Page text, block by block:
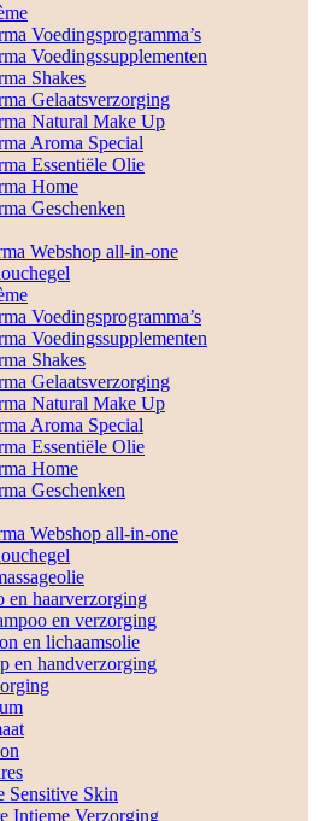
Voedingsprogramma’s
Voedingssupplementen
Shakes
Gelaatsverzorging
Natural Make Up
Aroma Special
Essentiële Olie
Home
Geschenken
Webshop all-in-one
Voedingsprogramma’s
Voedingssupplementen
Shakes
Gelaatsverzorging
Natural Make Up
Aroma Special
Essentiële Olie
Home
Geschenken
Webshop all-in-one
en haarverzorging
en verzorging
en lichaamsolie
en handverzorging
Sensitive Skin
Intieme Verzorging